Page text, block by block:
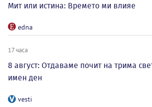
Мит или истина: Времето ми влияе
edna
17 часа
8 август: Отдаваме почит на трима
имен ден
vesti